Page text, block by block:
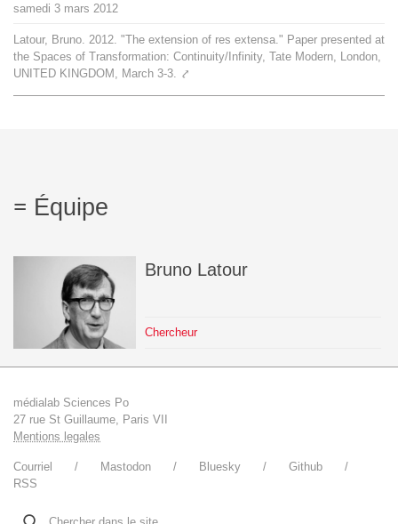
Séminaire
Le médialab
|EN
samedi 3 mars 2012
Latour, Bruno. 2012. "The extension of res extensa." Paper presented at
the Spaces of Transformation: Continuity/Infinity, Tate Modern, London,
UNITED KINGDOM, March 3-3.
⤤
Équipe
Bruno Latour
Chercheur
médialab Sciences Po
27 rue St Guillaume, Paris VII
Mentions legales
Courriel Mastodon Bluesky
Github
RSS